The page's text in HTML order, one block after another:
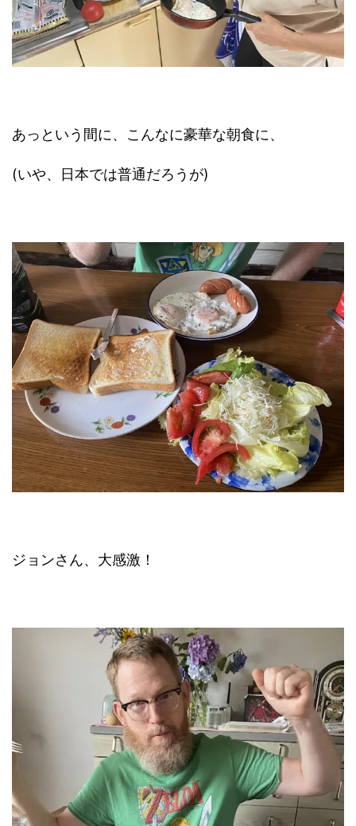
あっという間に、こんなに豪華な朝食に、
(いや、日本では普通だろうが)
ジョンさん、大感激！